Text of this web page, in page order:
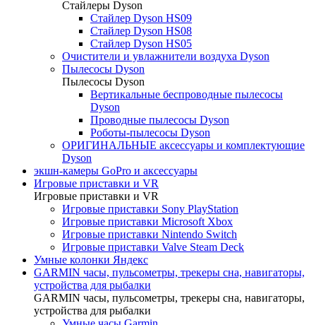
Стайлеры Dyson
Стайлер Dyson HS09
Стайлер Dyson HS08
Стайлер Dyson HS05
Очистители и увлажнители воздуха Dyson
Пылесосы Dyson
Пылесосы Dyson
Вертикальные беспроводные пылесосы
Dyson
Проводные пылесосы Dyson
Роботы-пылесосы Dyson
ОРИГИНАЛЬНЫЕ аксессуары и комплектующие
Dyson
экшн-камеры GoPro и аксессуары
Игровые приставки и VR
Игровые приставки и VR
Игровые приставки Sony PlayStation
Игровые приставки Microsoft Xbox
Игровые приставки Nintendo Switch
Игровые приставки Valve Steam Deck
Умные колонки Яндекс
GARMIN часы, пульсометры, трекеры сна, навигаторы,
устройства для рыбалки
GARMIN часы, пульсометры, трекеры сна, навигаторы,
устройства для рыбалки